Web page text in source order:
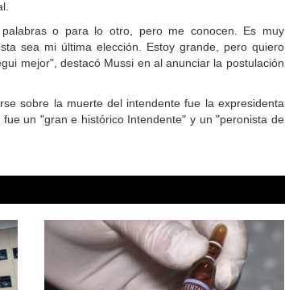
o para lo otro, pero me conocen. Es muy
sea mi última elección. Estoy grande, pero quiero
mejor", destacó Mussi en al anunciar la postulación
sobre la muerte del intendente fue la expresidenta
un "gran e histórico Intendente" y un "peronista de